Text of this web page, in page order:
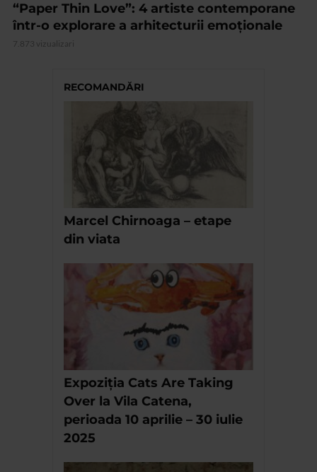
“Paper Thin Love”: 4 artiste contemporane
într-o explorare a arhitecturii emoționale
7.873 vizualizari
RECOMANDĂRI
Marcel Chirnoaga – etape
din viata
Expoziția Cats Are Taking
Over la Vila Catena,
perioada 10 aprilie – 30 iulie
2025